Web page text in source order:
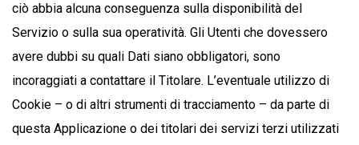
ciò abbia alcuna conseguenza sulla disponibilità del
Servizio o sulla sua operatività. Gli Utenti che dovessero
avere dubbi su quali Dati siano obbligatori, sono
incoraggiati a contattare il Titolare. L’eventuale utilizzo di
Cookie – o di altri strumenti di tracciamento – da parte di
questa Applicazione o dei titolari dei servizi terzi utilizzati